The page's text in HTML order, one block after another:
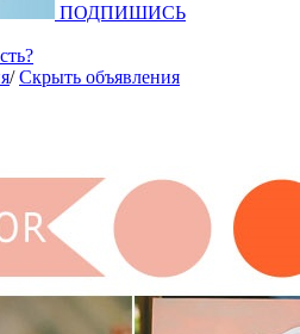
ПОДПИШИСЬ
/Скрыть объявления